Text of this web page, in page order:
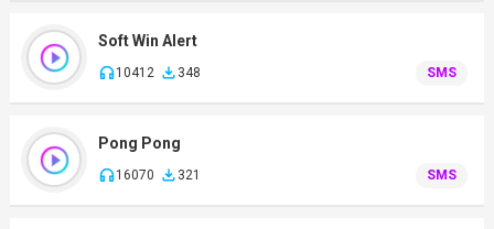
Soft Win Alert
10412 348 SMS
Pong Pong
16070 321 SMS